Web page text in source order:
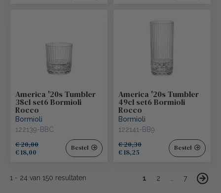
America '20s Tumbler
38cl set6 Bormioli
Rocco
Bormioli
122139-BBC
€ 20,00
€ 18,00
Bestel
America '20s Tumbler
49cl set6 Bormioli
Rocco
Bormioli
122141-BB9
€ 20,30
€ 18,25
Bestel
1 - 24 van 150 resultaten 1 2 7